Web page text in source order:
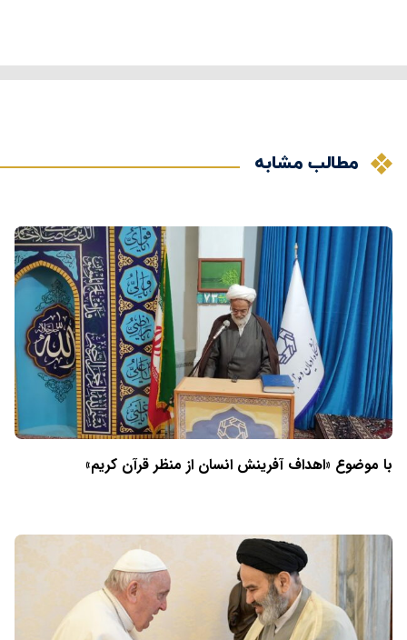
مطالب مشابه
با موضوع «اهداف آفرینش انسان از منظر قرآن کریم»